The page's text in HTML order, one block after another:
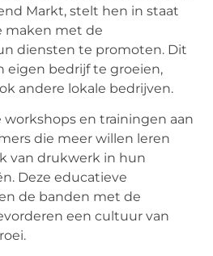
Markt, stelt hen in staat
maken met de
diensten te promoten. Dit
eigen bedrijf te groeien,
andere lokale bedrijven.
workshops en trainingen aan
die meer willen leren
van drukwerk in hun
Deze educatieve
de banden met de
een cultuur van